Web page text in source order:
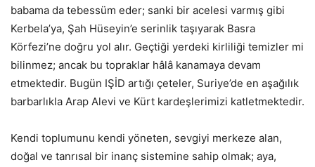
babama da tebessüm eder; sanki bir acelesi varmış gibi
Kerbela’ya, Şah Hüseyin’e serinlik taşıyarak Basra
Körfezi’ne doğru yol alır. Geçtiği yerdeki kirliliği temizler mi
bilinmez; ancak bu topraklar hâlâ kanamaya devam
etmektedir. Bugün IŞİD artığı çeteler, Suriye’de en aşağılık
barbarlıkla Arap Alevi ve Kürt kardeşlerimizi katletmektedir.
Kendi toplumunu kendi yöneten, sevgiyi merkeze alan,
doğal ve tanrısal bir inanç sistemine sahip olmak; aya,